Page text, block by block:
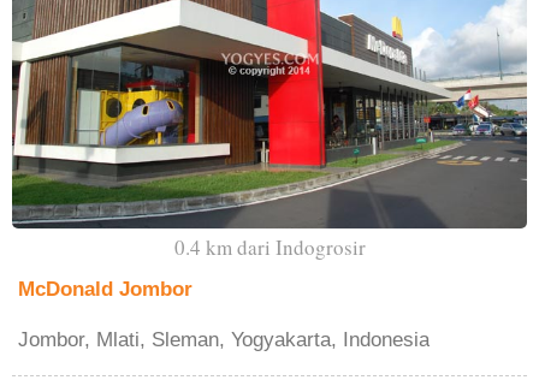
0.4 km dari Indogrosir
McDonald Jombor
Jombor, Mlati, Sleman, Yogyakarta, Indonesia